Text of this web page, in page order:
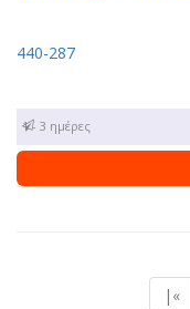
440-287
1 - 3 ημέρες
|«